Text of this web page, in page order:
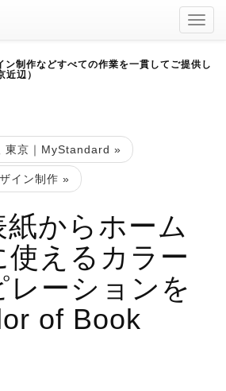
制作などすべての作業を一貫してご提供し
辺）
東京｜MyStandard »
イン制作 »
からホーム
使えるカラー
レーションを
of Book